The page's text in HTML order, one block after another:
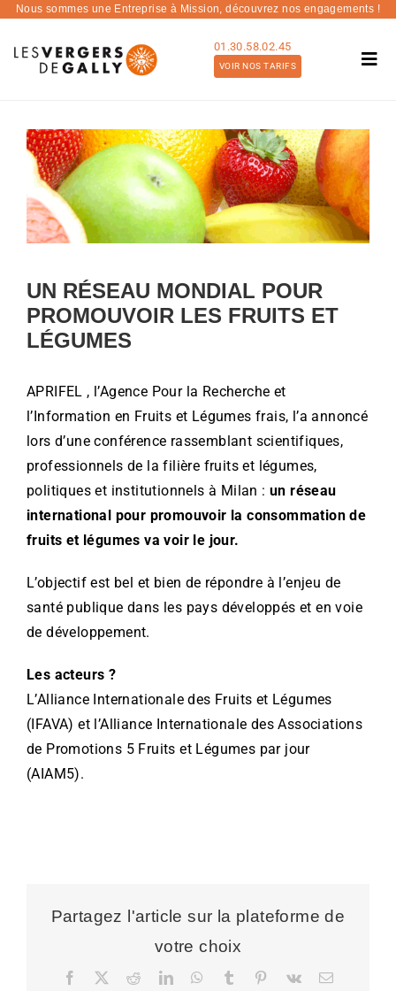
Passer
contenu
Nous sommes une Entreprise à Mission,découvrez nos engagements !
01.30.58.02.45
VOIR NOS TARIFS
Nous connaître
Blog
Contact
Voir
l'image
agrandie
UN RÉSEAU MONDIAL POUR
PROMOUVOIR LES FRUITS ET
LÉGUMES
APRIFEL , l’Agence Pour la Recherche et
l’Information en Fruits et Légumes frais, l’a annoncé
lors d’une conférence rassemblant scientifiques,
professionnels de la filière fruits et légumes,
politiques et institutionnels à Milan : un réseau
international pour promouvoir la consommation de
fruits et légumes va voir le jour.
L’objectif est bel et bien de répondre à l’enjeu de
santé publique dans les pays développés et en voie
de développement.
Les acteurs ?
L’Alliance Internationale des Fruits et Légumes
(IFAVA) et l’Alliance Internationale des Associations
de Promotions 5 Fruits et Légumes par jour
(AIAM5).
Partagez l'article sur la plateforme de
votre choix
Facebook RedditLinkedInWhatsApp
Tumblr Pinterest
Vk Email